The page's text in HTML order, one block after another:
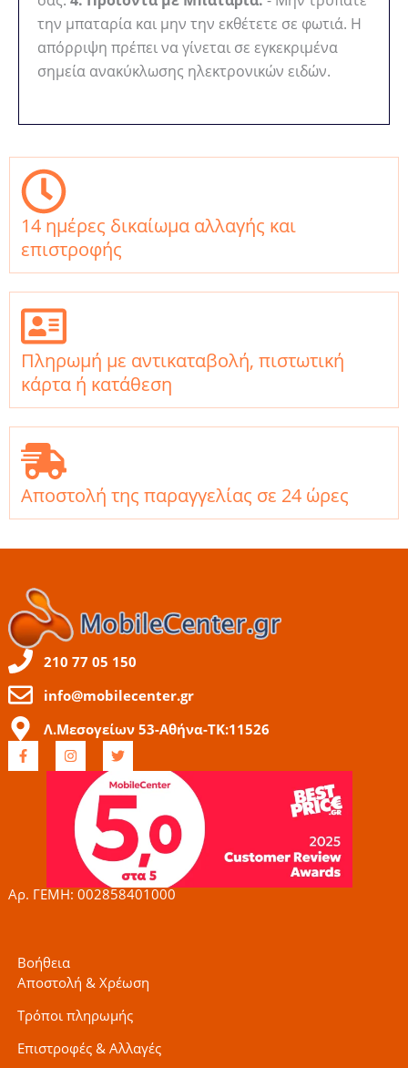
την μπαταρία και μην την εκθέτετε σε φωτιά. Η
απόρριψη πρέπει να γίνεται σε εγκεκριμένα
σημεία ανακύκλωσης ηλεκτρονικών ειδών.
14 ημέρες δικαίωμα αλλαγής και
επιστροφής
Πληρωμή με αντικαταβολή, πιστωτική
κάρτα ή κατάθεση
Αποστολή της παραγγελίας σε 24 ώρες
210 77 05 150
info@mobilecenter.gr
Λ.Μεσογείων 53-Αθήνα-ΤΚ:11526
F
a
c
I
n
s
g
r
a
m
T
w
t
t
e
r
Αρ. ΓΕΜΗ: 002858401000
Βοήθεια
Αποστολή & Χρέωση
Τρόποι πληρωμής
Επιστροφές & Αλλαγές